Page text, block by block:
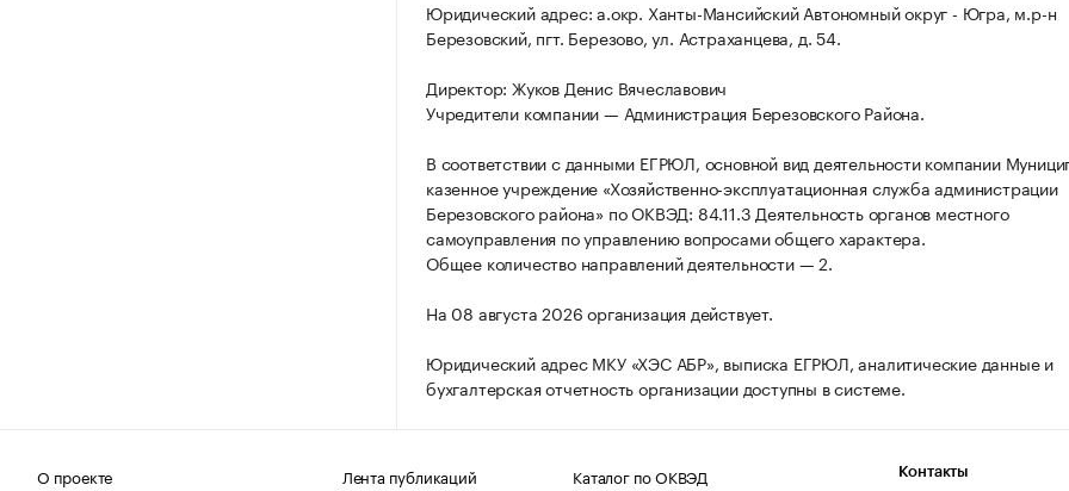
Юридический адрес: а.окр. Ханты-Мансийский Автономный округ - Югра, м.р-н
Березовский, пгт. Березово, ул. Астраханцева, д. 54.
Директор: Жуков Денис Вячеславович
Учредители компании — Администрация Березовского Района.
В соответствии с данными ЕГРЮЛ, основной вид деятельности компании
казенное учреждение «Хозяйственно-эксплуатационная служба администрации
Березовского района» по ОКВЭД: 84.11.3 Деятельность органов местного
самоуправления по управлению вопросами общего характера.
Общее количество направлений деятельности — 2.
На 08 августа 2026 организация действует.
Юридический адрес МКУ «ХЭС АБР», выписка ЕГРЮЛ, аналитические данные и
бухгалтерская отчетность организации доступны в системе.
О проекте Лента публикаций Каталог по ОКВЭД Контакты